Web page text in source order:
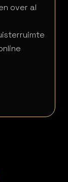
over al